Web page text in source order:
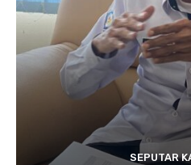
SEPUTAR